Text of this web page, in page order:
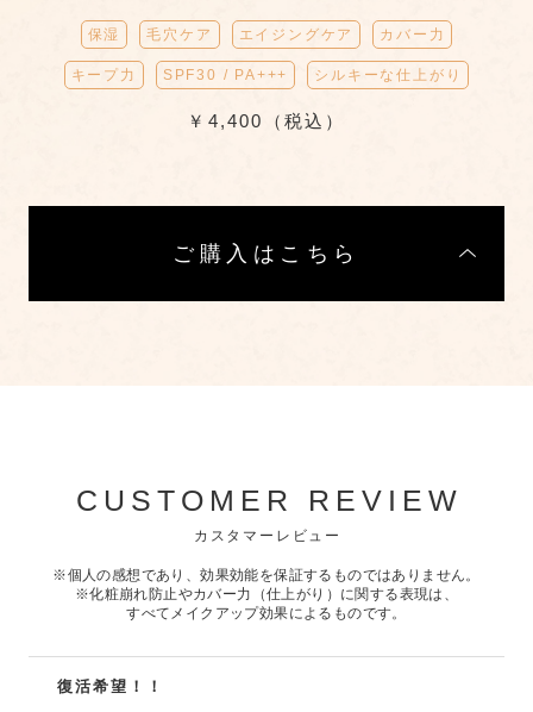
保湿 毛穴ケア エイジングケア
シルキーな仕上がり
カバー力
キープ力 SPF30 / PA+++
￥4,400（税込）
ご購入はこちら
CUSTOMER REVIEW
カスタマーレビュー
※個人の感想であり、効果効能を保証するものではありません。
※化粧崩れ防止やカバー力（仕上がり）に関する表現は、
すべてメイクアップ効果によるものです。
復活希望！！